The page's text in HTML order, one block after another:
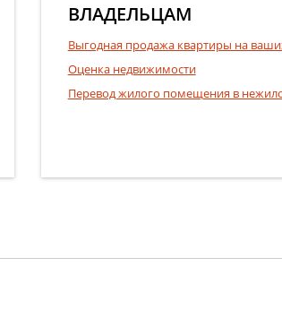
ВЛАДЕЛЬЦАМ
Выгодная продажа квартиры на
Оценка недвижимости
Перевод жилого помещения в